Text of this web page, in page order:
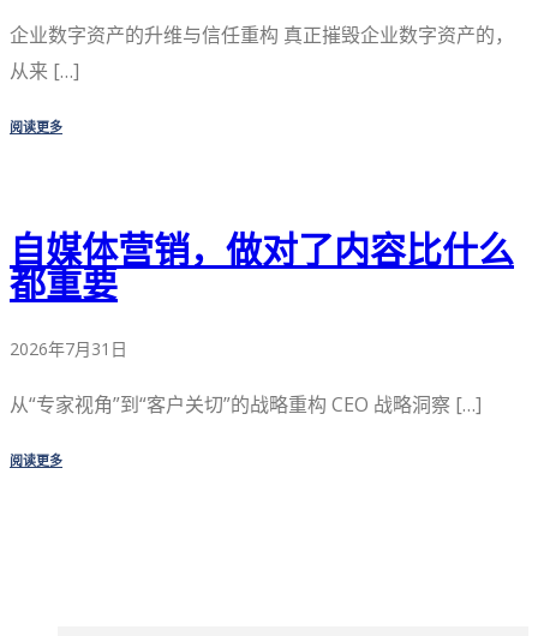
企业数字资产的升维与信任重构 真正摧毁企业数字资产的，
从来 […]
阅读更多
自媒体营销，做对了内容比什么
都重要
2026年7月31日
从“专家视角”到“客户关切”的战略重构 CEO 战略洞察 […]
阅读更多